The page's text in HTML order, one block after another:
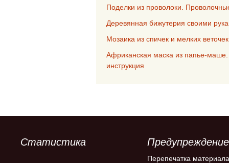
Поделки из проволоки.
Деревянная бижутерия своими
Мозаика из спичек и мелких
Африканская маска из папье-
инструкция
Статистика Предупреждение
Перепечатка материала